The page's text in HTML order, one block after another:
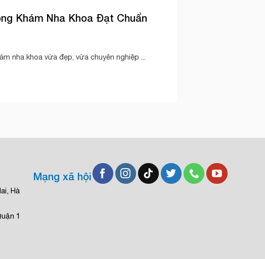
Khám Nha Khoa Đạt Chuẩn
nha khoa vừa đẹp, vừa chuyên nghiệp ...
Hà
1
Mạng xã hội